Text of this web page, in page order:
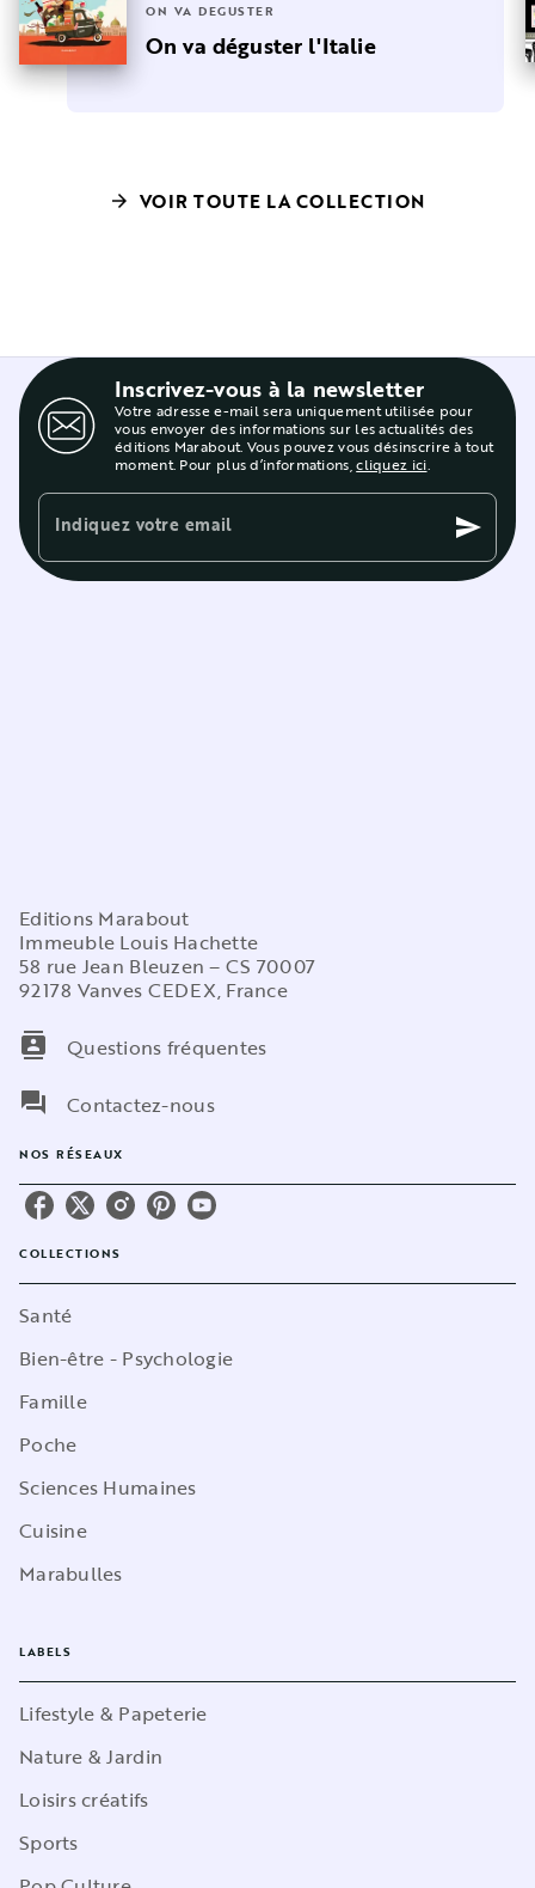
ON VA DÉGUSTER
On va déguster l'Italie
arrow_forward VOIR TOUTE LA COLLECTION
Inscrivez-vous à la newsletter
Votre adresse e-mail sera uniquement utilisée pour
vous envoyer des informations sur les actualités des
éditions Marabout. Vous pouvez vous désinscrire à tout
moment. Pour plus d’informations,cliquez ici.
Indiquez votre email send
Editions Marabout
Immeuble Louis Hachette
58 rue Jean Bleuzen – CS 70007
92178 Vanves CEDEX, France
contacts
Questions fréquentes
question_answer
Contactez-nous
NOS RÉSEAUX
COLLECTIONS
Santé
Bien-être - Psychologie
Famille
Poche
Sciences Humaines
Cuisine
Marabulles
LABELS
Lifestyle & Papeterie
Nature & Jardin
Loisirs créatifs
Sports